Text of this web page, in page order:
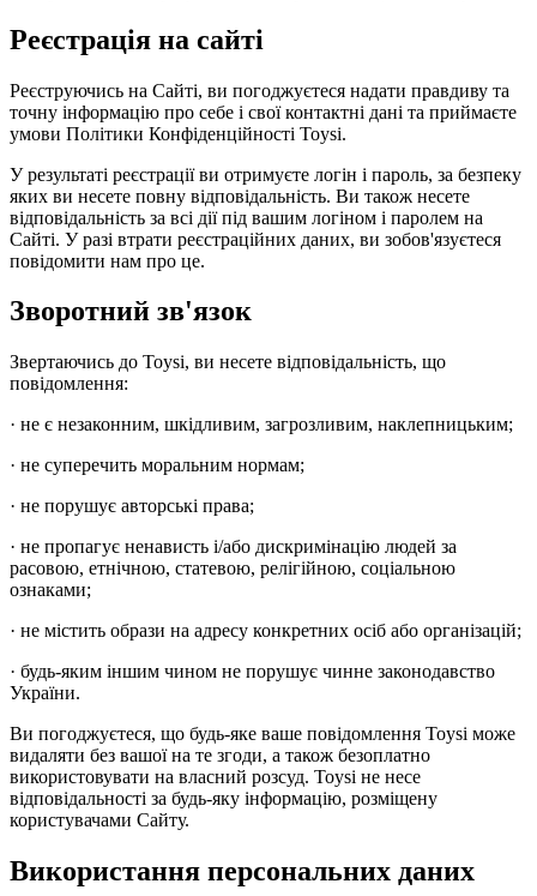
Реєстрація на сайті
Реєструючись на Сайті, ви погоджуєтеся надати правдиву та
точну інформацію про себе і свої контактні дані та приймаєте
умови Політики Конфіденційності Toysi.
У результаті реєстрації ви отримуєте логін і пароль, за безпеку
яких ви несете повну відповідальність. Ви також несете
відповідальність за всі дії під вашим логіном і паролем на
Сайті. У разі втрати реєстраційних даних, ви зобов'язуєтеся
повідомити нам про це.
Зворотний зв'язок
Звертаючись до Toysi, ви несете відповідальність, що
повідомлення:
· не є незаконним, шкідливим, загрозливим, наклепницьким;
· не суперечить моральним нормам;
· не порушує авторські права;
· не пропагує ненависть і/або дискримінацію людей за
расовою, етнічною, статевою, релігійною, соціальною
ознаками;
· не містить образи на адресу конкретних осіб або організацій;
· будь-яким іншим чином не порушує чинне законодавство
України.
Ви погоджуєтеся, що будь-яке ваше повідомлення Toysi може
видаляти без вашої на те згоди, а також безоплатно
використовувати на власний розсуд. Toysi не несе
відповідальності за будь-яку інформацію, розміщену
користувачами Сайту.
Використання персональних даних